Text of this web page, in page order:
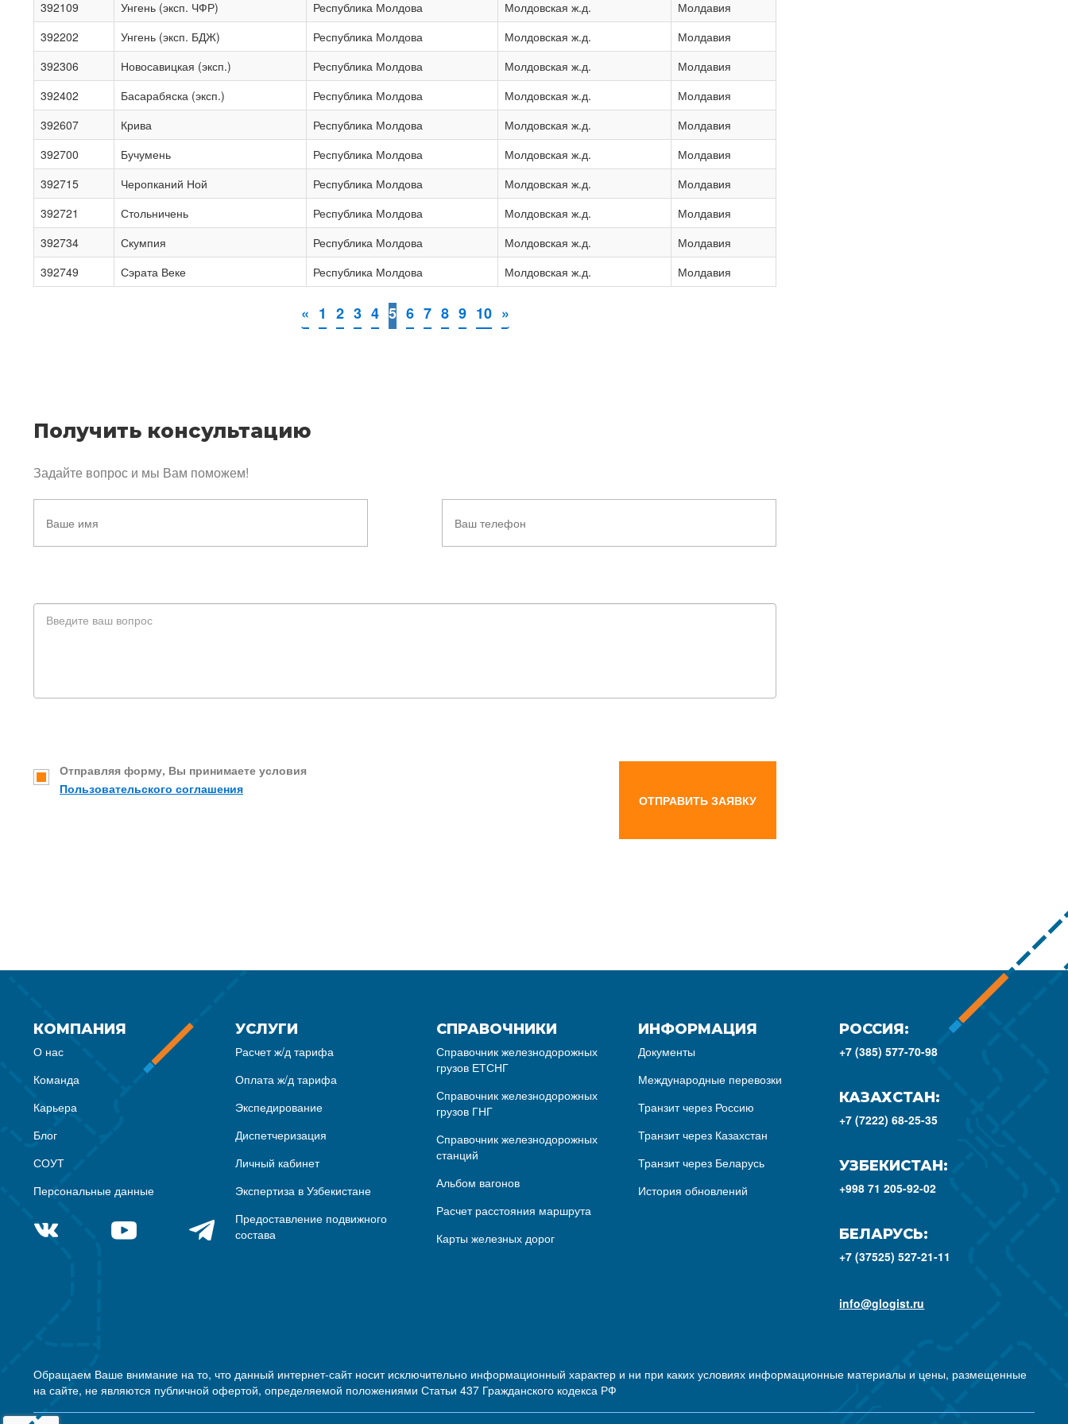
392109 Унгень (эксп. ЧФР) Республика Молдова Молдовская ж.д.
Молдавия
392202
Унгень (эксп. БДЖ) Республика Молдова Молдовская ж.д.
Молдавия
392306
Новосавицкая (эксп.) Республика Молдова Молдовская ж.д.
Молдавия
392402
Басарабяска (эксп.) Республика Молдова Молдовская ж.д.
Молдавия
392607
Крива Республика Молдова Молдовская ж.д.
Молдавия
392700
Бучумень Республика Молдова Молдовская ж.д.
Молдавия
392715
Черопканий Ной Республика Молдова Молдовская ж.д.
Молдавия
392721
Стольничень Республика Молдова Молдовская ж.д.
Молдавия
392734
Скумпия Республика Молдова Молдовская ж.д.
Молдавия
392749
Сэрата Веке Республика Молдова Молдовская ж.д. Молдавия
« 1 2 3 4 5 6 7 8 9 10 »
Получить консультацию
Задайте вопрос и мы Вам поможем!
Отправляя форму, Вы принимаете условия
Пользовательского соглашения
ОТПРАВИТЬ ЗАЯВКУ
КОМПАНИЯ
О нас
Команда
Карьера
Блог
СОУТ
Персональные данные
УСЛУГИ
Расчет ж/д тарифа
Оплата ж/д тарифа
Экспедирование
Диспетчеризация
Личный кабинет
Экспертиза в Узбекистане
Предоставление подвижного
состава
СПРАВОЧНИКИ
Справочник железнодорожных
грузов ЕТСНГ
Справочник железнодорожных
грузов ГНГ
Справочник железнодорожных
станций
Альбом вагонов
Расчет расстояния маршрута
Карты железных дорог
ИНФОРМАЦИЯ
Документы
Международные перевозки
Транзит через Россию
Транзит через Казахстан
Транзит через Беларусь
История обновлений
РОССИЯ:
+7 (385) 577-70-98
КАЗАХСТАН:
+7 (7222) 68-25-35
УЗБЕКИСТАН:
+998 71 205-92-02
БЕЛАРУСЬ:
+7 (37525) 527-21-11
info@glogist.ru
Обращаем Ваше внимание на то, что данный интернет-сайт носит исключительно информационный характер и ни при каких условиях информационные материалы и цены, размещенные
на сайте, не являются публичной офертой, определяемой положениями Статьи 437 Гражданского кодекса РФ